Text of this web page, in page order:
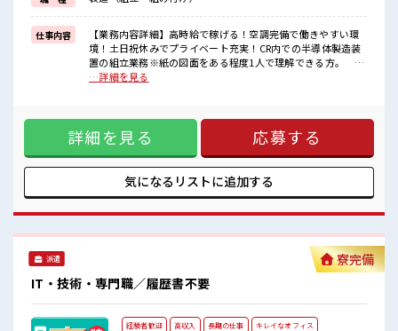
制服があるので、
毎日の服装の悩み解消♪
≪自分に合った期間で働ける≫
福利厚生が整った派遣のお仕事です！
しっかり休める休憩室あり！
オンオフの切替もできちゃう！
職場にはロッカー完備！
私物の置きすぎには注意が必要ですね★
仕事内容
【業務内容詳細】高時給で稼げる！空調完備で働きやすい環
境！土日祝休みでプライベート充実！CR内での半導体製造装
置の組立業務※紙の図面をある程度1人で理解できる方。 ド
ライバーなどの工具使用経験がある方。【取扱製品情報】半
ょっとだけ…という方もOK！ ≪残業多めでがっつり稼ぐ≫
高収入を希望される方にオススメ。 残業は月20時間以上あり
ます♪ ≪週休2日制≫ 週末は家族や友人と一緒にプライベー
ト満喫！ ≪ヘアカラーOKで自由な雰囲気の職場≫ 明るすぎ
たり奇抜でなければ基本的に自由！ (規定有)≪ラクラク制服
アリ≫ 制服があるので、 毎日の服装の悩み解消♪ ≪自分に合
職場の雰囲気 明るすぎたり奇抜過ぎなければヘアカラーOK！
しっかり休める休憩室あり！ オンオフの切替もできちゃう！
職場にはロッカー完備！ 私物の置きすぎには注意が必要です
…詳細を見る
詳細を見る 応募する
気になるリストに追加する
派遣
IT・技術・専門職／履歴書不要
寮完備
経験者歓迎 高収入 長期の仕事
キレイなオフィス